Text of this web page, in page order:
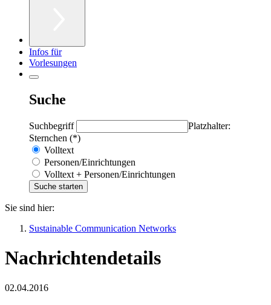
Infos für
Vorlesungen
Suche
Suchbegriff
Platzhalter:
Sternchen (*)
Volltext
Personen/Einrichtungen
Volltext + Personen/Einrichtungen
Sie sind hier:
Sustainable Communication Networks
Nachrichtendetails
02.04.2016